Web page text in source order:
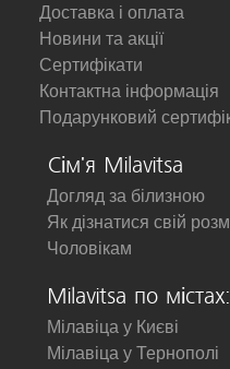
Доставка і оплата
Новини та акції
Сертифікати
Контактна інформація
Подарунковий
Сім'я Milavitsa
Догляд за білизною
Як дізнатися свій
Чоловікам
Milavitsa по містах:
Мілавіца у Києві
Мілавіца у Тернополі